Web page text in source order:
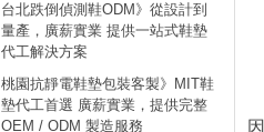
台北跌倒偵測鞋ODM》從設計到
量產，廣薪實業 提供一站式鞋墊
代工解決方案
桃園抗靜電鞋墊包裝客製》MIT鞋
墊代工首選 廣薪實業，提供完整
OEM / ODM 製造服務